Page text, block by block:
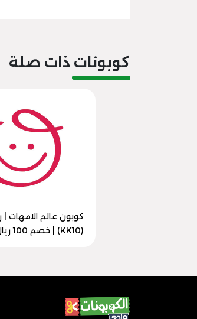
كوبونات ذات صلة
كوبون عالم الامهات |
(KK10) | خصم 100 ريال